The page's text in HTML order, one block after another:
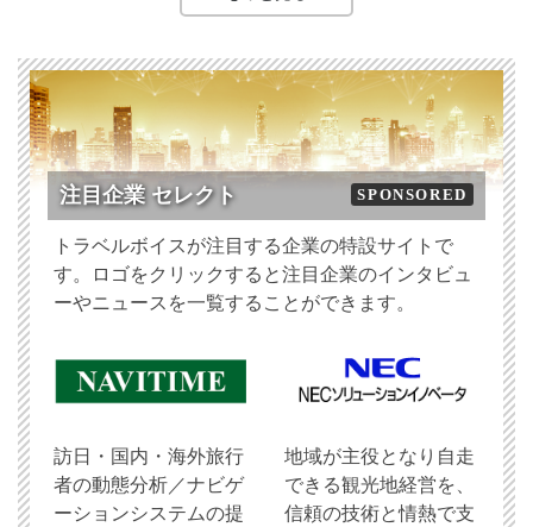
注目企業 セレクト SPONSORED
トラベルボイスが注目する企業の特設サイトで
す。ロゴをクリックすると注目企業のインタビュ
ーやニュースを一覧することができます。
訪日・国内・海外旅行
者の動態分析／ナビゲ
ーションシステムの提
地域が主役となり自走
できる観光地経営を、
信頼の技術と情熱で支